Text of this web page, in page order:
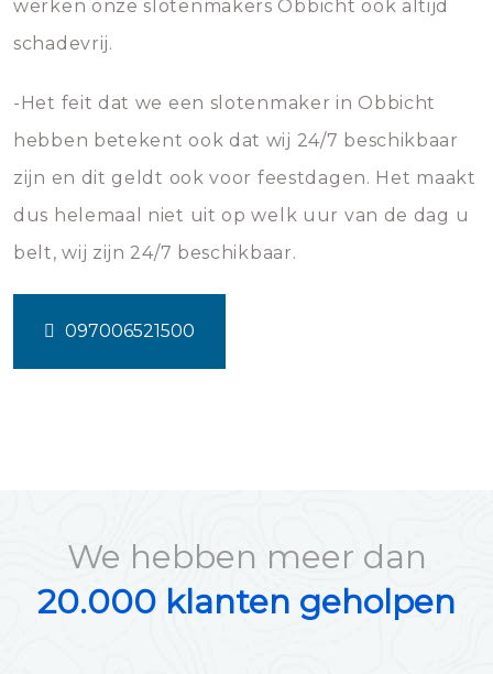
werken onze slotenmakers Obbicht ook altijd
schadevrij.
-Het feit dat we een slotenmaker in Obbicht
hebben betekent ook dat wij 24/7 beschikbaar
zijn en dit geldt ook voor feestdagen. Het maakt
dus helemaal niet uit op welk uur van de dag u
belt, wij zijn 24/7 beschikbaar.
097006521500
We hebben meer dan
20.000 klanten geholpen